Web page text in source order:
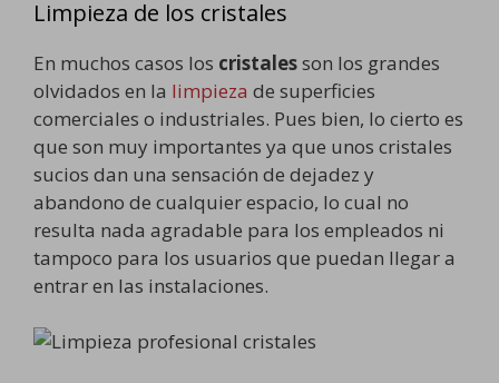
Limpieza de los cristales
En muchos casos los cristalesson los grandes
olvidados en la limpieza de superficies
comerciales o industriales. Pues bien, lo cierto es
que son muy importantes ya que unos cristales
sucios dan una sensación de dejadez y
abandono de cualquier espacio, lo cual no
resulta nada agradable para los empleados ni
tampoco para los usuarios que puedan llegar a
entrar en las instalaciones.